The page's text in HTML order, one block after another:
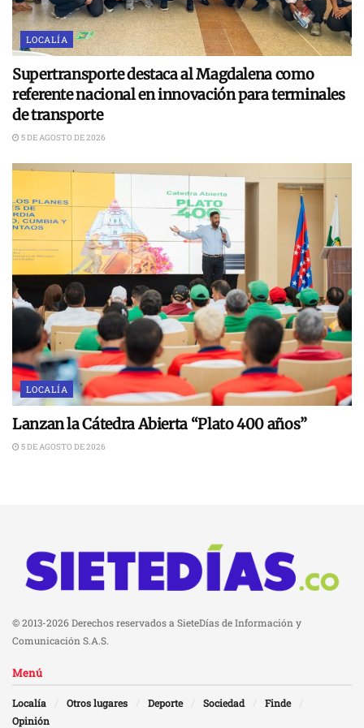
LOCALÍA
Supertransporte destaca al Magdalena como
referente nacional en innovación para terminales
de transporte
5 DE AGOSTO DE 2026
LOCALÍA
Lanzan la Cátedra Abierta “Plato 400 años”
5 DE AGOSTO DE 2026
© 2013-2026 Derechos reservados a SieteDías de Información y
Comunicación S.A.S.
Menú
Localía Otros lugares Deporte Sociedad
Finde
Opinión